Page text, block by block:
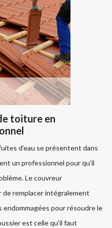
toiture en
d’eau se présentent dans
un professionnel pour qu’il
Le couvreur
remplacer intégralement
pour résoudre le
est celle qu’il faut